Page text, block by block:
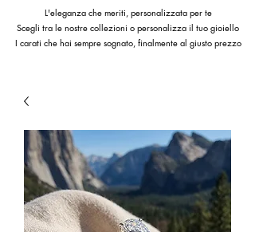
L'eleganza che meriti, personalizzata per te
Scegli tra le nostre collezioni o personalizza il tuo gioiello
I carati che hai sempre sognato, finalmente al giusto prezzo